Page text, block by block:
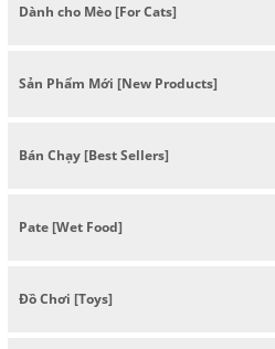
Dành cho Mèo [For Cats]
Sản Phẩm Mới [New Products]
Bán Chạy [Best Sellers]
Pate [Wet Food]
Đồ Chơi [Toys]